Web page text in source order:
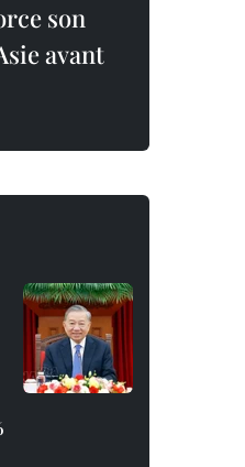
son
avant